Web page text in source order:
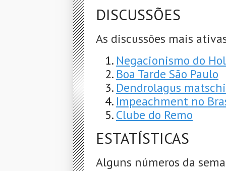
DISCUSSÕES
As discussões mais
Negacionismo do
Boa Tarde São Paulo
Dendrolagus
Impeachment no
Clube do Remo
ESTATÍSTICAS
Alguns números da